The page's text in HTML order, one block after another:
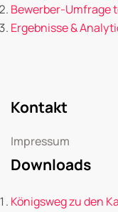
Bewerber-Umfrage
Ergebnisse &
Kontakt
Impressum
Downloads
Königsweg zu den